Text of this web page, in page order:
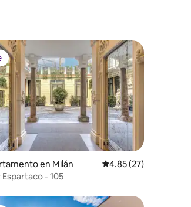
5.0 de 5; 11 evaluaciones
en Milán Calificación
4.85 (27)
- 105